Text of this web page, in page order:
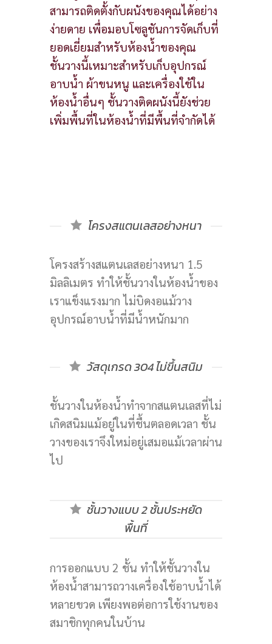
สามารถติดตั้งกับผนังของคุณได้อย่าง
ง่ายดาย เพื่อมอบโซลูชันการจัดเก็บที่
ยอดเยี่ยมสำหรับห้องน้ำของคุณ
ชั้นวางนี้เหมาะสำหรับเก็บอุปกรณ์
อาบน้ำ ผ้าขนหนู และเครื่องใช้ใน
ห้องน้ำอื่นๆ ชั้นวางติดผนังนี้ยังช่วย
เพิ่มพื้นที่ในห้องน้ำที่มีพื้นที่จำกัดได้
โครงสแตนเลสอย่างหนา
โครงสร้างสแตนเลสอย่างหนา 1.5
มิลลิเมตร ทำให้ชั้นวางในห้องน้ำของ
เราแข็งแรงมาก ไม่บิดงอแม้วาง
อุปกรณ์อาบน้ำที่มีน้ำหนักมาก
วัสดุเกรด 304 ไม่ขึ้นสนิม
ชั้นวางในห้องน้ำทำจากสแตนเลสที่ไม่
เกิดสนิมแม้อยู่ในที่ชื้นตลอดเวลา ชั้น
วางของเราจึงใหม่อยู่เสมอแม้เวลาผ่าน
ไป
ชั้นวางแบบ 2 ชั้นประหยัด
พื้นที่
การออกแบบ 2 ชั้น ทำให้ชั้นวางใน
ห้องน้ำสามารถวางเครื่องใช้อาบน้ำได้
หลายขวด เพียงพอต่อการใช้งานของ
สมาชิกทุกคนในบ้าน